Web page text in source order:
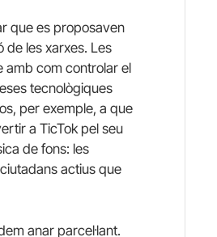
que es proposaven
de les xarxes. Les
amb com controlar el
tecnològiques
per exemple, a que
a TicTok pel seu
de fons: les
actius que
anar parcel·lant.